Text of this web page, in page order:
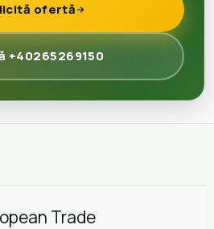
ofertă
+40265269150
Trade